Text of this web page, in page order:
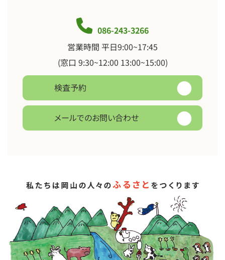
086-243-3266
営業時間 平日9:00~17:45
(窓口 9:30~12:00 13:00~15:00)
検査予約
メールでのお問い合わせ